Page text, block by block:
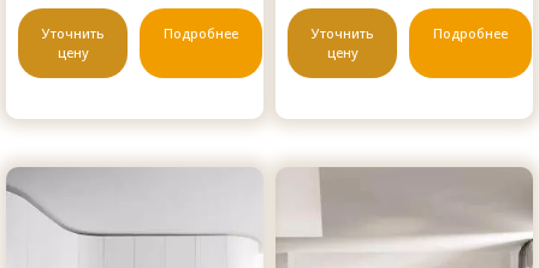
Уточнить
цену
Подробнее
Уточнить
цену
Подробнее